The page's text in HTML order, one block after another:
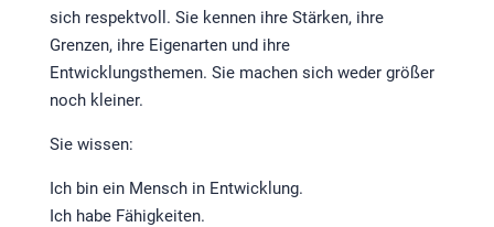
sich respektvoll. Sie kennen ihre Stärken, ihre
Grenzen, ihre Eigenarten und ihre
Entwicklungsthemen. Sie machen sich weder größer
noch kleiner.
Sie wissen:
Ich bin ein Mensch in Entwicklung.
Ich habe Fähigkeiten.